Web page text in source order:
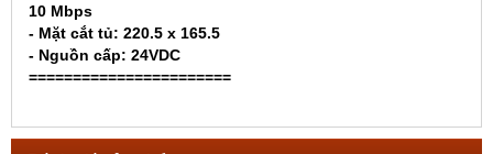
10 Mbps
- Mặt cắt tủ: 220.5 x 165.5
- Nguồn cấp: 24VDC
=======================